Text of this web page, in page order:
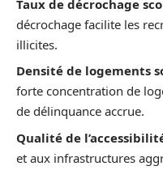
Taux de décrochage
décrochage facilite les
illicites.
Densité de logements
forte concentration de
de délinquance accrue.
Qualité de
et aux infrastructures